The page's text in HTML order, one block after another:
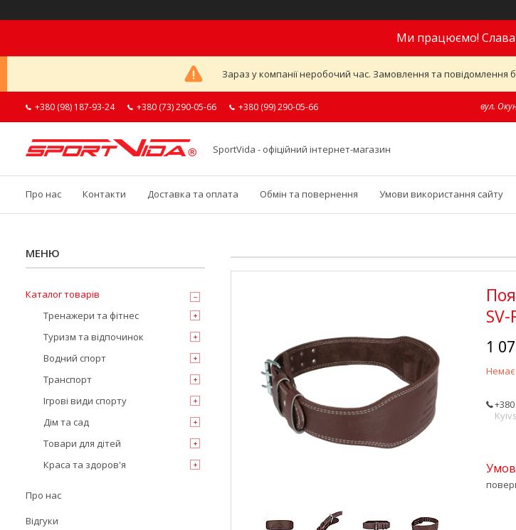
Ми працюємо! Слава
Зараз у компанії неробочий час. Замовлення та повідомлення
+380 (98) 187-93-24 +380 (73) 290-05-66 +380 (99) 290-05-66 вул.
SportVida - офіційний інтернет-магазин
Про нас Контакти Доставка та оплата Обмін та повернення Умови використання сайту
1
Немає
Каталог товарів
Тренажери та фітнес
Туризм та відпочинок
Водний спорт
Транспорт
Ігрові види спорту
Дім та сад
Товари для дітей
Краса та здоров'я
Про нас
Відгуки